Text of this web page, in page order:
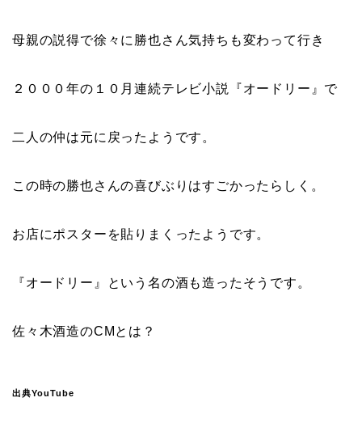
母親の説得で徐々に勝也さん気持ちも変わって行き
２０００年の１０月連続テレビ小説『オードリー 』で
二人の仲は元に戻ったようです。
この時の勝也さんの喜びぶりはすごかったらしく。
お店にポスターを貼りまくったようです。
『オードリー 』という名の酒も造ったそうです。
佐々木酒造のCMとは？
出典YouTube